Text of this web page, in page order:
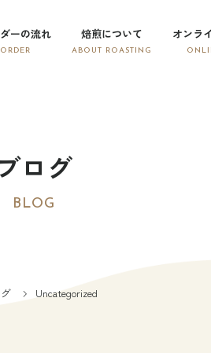
ーの流れ 焙煎について オンラ
ブログ
BLOG
Uncategorized